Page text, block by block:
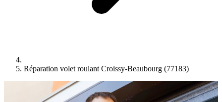
Réparation volet roulant Croissy-Beaubourg (77183)